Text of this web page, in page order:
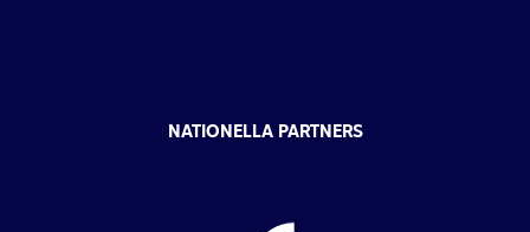
NATIONELLA PARTNERS